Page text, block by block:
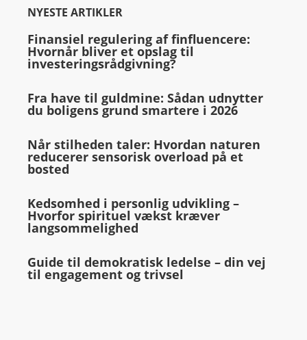
NYESTE ARTIKLER
Finansiel regulering af finfluencere:
Hvornår bliver et opslag til
investeringsrådgivning?
Fra have til guldmine: Sådan udnytter
du boligens grund smartere i 2026
Når stilheden taler: Hvordan naturen
reducerer sensorisk overload på et
bosted
Kedsomhed i personlig udvikling –
Hvorfor spirituel vækst kræver
langsommelighed
Guide til demokratisk ledelse – din vej
til engagement og trivsel